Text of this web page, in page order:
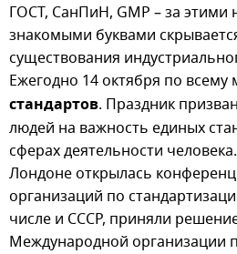
ГОСТ, СанПиН, GMP – за
знакомыми буквами
существования
Ежегодно 14 октября по всему
стандартов. Праздник
людей на важность единых
сферах деятельности
Лондоне открылась
организаций по
числе и СССР, приняли
Международной организации